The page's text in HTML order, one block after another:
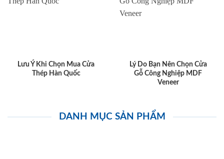
Lưu Ý Khi Chọn Mua Cửa
Thép Hàn Quốc
Lý Do Bạn Nên Chọn Cửa
Gỗ Công Nghiệp MDF
Veneer
DANH MỤC SẢN PHẨM